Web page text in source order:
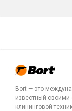
Bort — это
известный своими
клининговой